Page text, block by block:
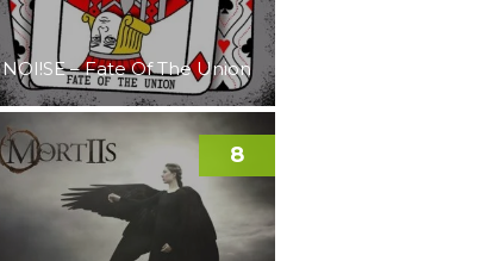
NOI!SE – Fate Of The Union
8